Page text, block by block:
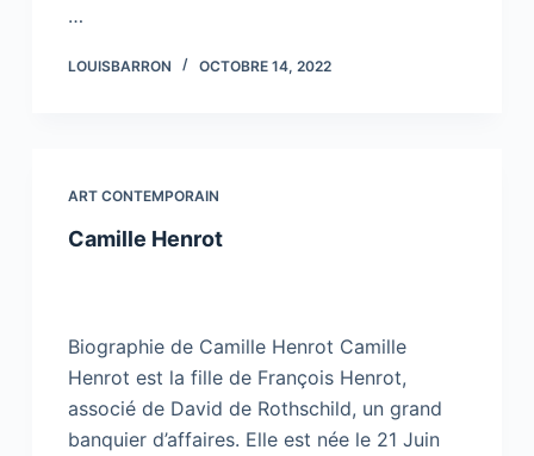
…
LOUISBARRON OCTOBRE 14, 2022
ART CONTEMPORAIN
Camille Henrot
Biographie de Camille Henrot Camille
Henrot est la fille de François Henrot,
associé de David de Rothschild, un grand
banquier d’affaires. Elle est née le 21 Juin